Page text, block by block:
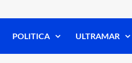
POLITICA ULTRAMAR